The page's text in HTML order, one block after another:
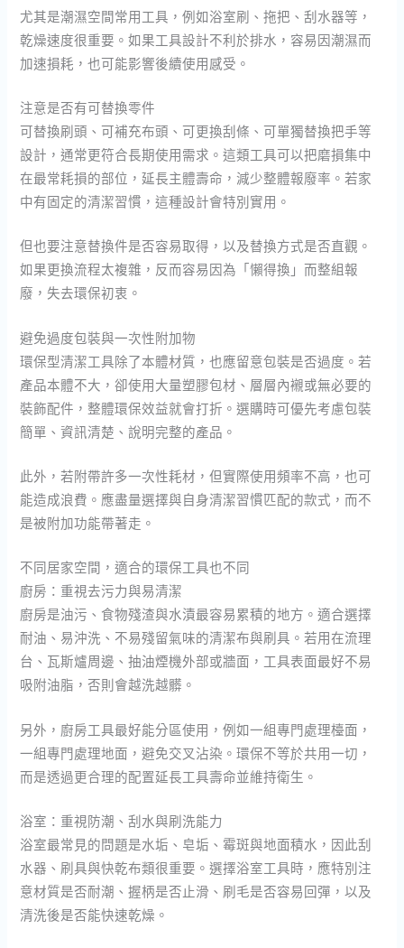
尤其是潮濕空間常用工具，例如浴室刷、拖把、刮水器等，
乾燥速度很重要。如果工具設計不利於排水，容易因潮濕而
加速損耗，也可能影響後續使用感受。
注意是否有可替換零件
可替換刷頭、可補充布頭、可更換刮條、可單獨替換把手等
設計，通常更符合長期使用需求。這類工具可以把磨損集中
在最常耗損的部位，延長主體壽命，減少整體報廢率。若家
中有固定的清潔習慣，這種設計會特別實用。
但也要注意替換件是否容易取得，以及替換方式是否直觀。
如果更換流程太複雜，反而容易因為「懶得換」而整組報
廢，失去環保初衷。
避免過度包裝與一次性附加物
環保型清潔工具除了本體材質，也應留意包裝是否過度。若
產品本體不大，卻使用大量塑膠包材、層層內襯或無必要的
裝飾配件，整體環保效益就會打折。選購時可優先考慮包裝
簡單、資訊清楚、說明完整的產品。
此外，若附帶許多一次性耗材，但實際使用頻率不高，也可
能造成浪費。應盡量選擇與自身清潔習慣匹配的款式，而不
是被附加功能帶著走。
不同居家空間，適合的環保工具也不同
廚房：重視去污力與易清潔
廚房是油污、食物殘渣與水漬最容易累積的地方。適合選擇
耐油、易沖洗、不易殘留氣味的清潔布與刷具。若用在流理
台、瓦斯爐周邊、抽油煙機外部或牆面，工具表面最好不易
吸附油脂，否則會越洗越髒。
另外，廚房工具最好能分區使用，例如一組專門處理檯面，
一組專門處理地面，避免交叉沾染。環保不等於共用一切，
而是透過更合理的配置延長工具壽命並維持衛生。
浴室：重視防潮、刮水與刷洗能力
浴室最常見的問題是水垢、皂垢、霉斑與地面積水，因此刮
水器、刷具與快乾布類很重要。選擇浴室工具時，應特別注
意材質是否耐潮、握柄是否止滑、刷毛是否容易回彈，以及
清洗後是否能快速乾燥。